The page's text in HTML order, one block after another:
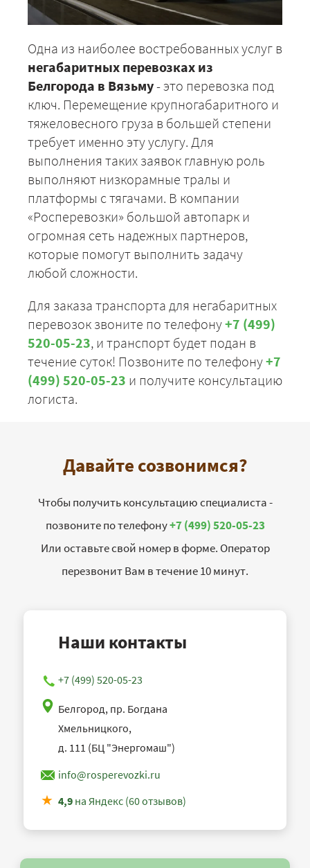
Одна из наиболее востребованных услуг в
негабаритных перевозках из
Белгорода в Вязьму- это перевозка под
ключ. Перемещение крупногабаритного и
тяжеловесного груза в большей степени
требует именно эту услугу. Для
выполнения таких заявок главную роль
выполняют низкорамные тралы и
платформы с тягачами. В компании
«Росперевозки» большой автопарк и
огромная сеть надежных партнеров,
которые помогут выполнить задачу
любой сложности.
Для заказа транспорта для негабаритных
перевозок звоните по телефону+7 (499)
520-05-23, и транспорт будет подан в
течение суток! Позвоните по телефону+7
(499) 520-05-23 и получите консультацию
логиста.
Давайте созвонимся?
Чтобы получить консультацию специалиста -
позвоните по телефону+7 (499) 520-05-23
Или оставьте свой номер в форме. Оператор
перезвонит Вам в течение 10 минут.
Наши контакты
+7 (499) 520-05-23
Белгород, пр. Богдана
Хмельницкого,
д. 111 (БЦ "Энергомаш")
info@rosperevozki.ru
4,9 на Яндекс (60 отзывов)